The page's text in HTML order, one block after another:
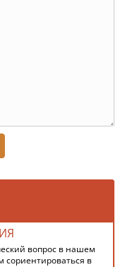
вопрос в нашем
сориентироваться в